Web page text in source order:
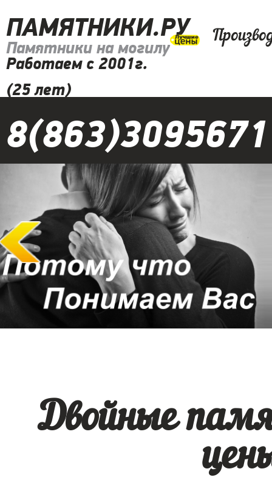
ПАМЯТНИКИ.РУ
Памятники на могилу
Работаем с 2001г.
(25 лет)
8(863)3095671
Двойные